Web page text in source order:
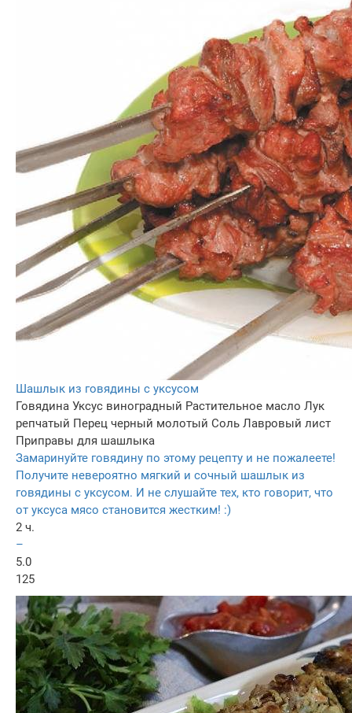
Шашлык из говядины с уксусом
Говядина Уксус виноградный Растительное масло Лук
репчатый Перец черный молотый Соль Лавровый лист
Приправы для шашлыка
Замаринуйте говядину по этому рецепту и не пожалеете!
Получите невероятно мягкий и сочный шашлык из
говядины с уксусом. И не слушайте тех, кто говорит, что
от уксуса мясо становится жестким! :)
2 ч.
–
5.0
125